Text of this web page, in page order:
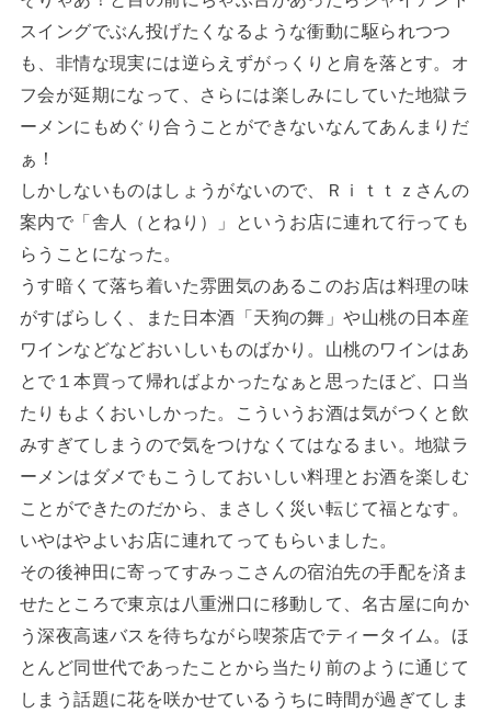
スイングでぶん投げたくなるような衝動に駆られつつ
も、非情な現実には逆らえずがっくりと肩を落とす。オ
フ会が延期になって、さらには楽しみにしていた地獄ラ
ーメンにもめぐり合うことができないなんてあんまりだ
ぁ！
しかしないものはしょうがないので、Ｒｉｔｔｚさんの
案内で「舎人（とねり）」というお店に連れて行っても
らうことになった。
うす暗くて落ち着いた雰囲気のあるこのお店は料理の味
がすばらしく、また日本酒「天狗の舞」や山桃の日本産
ワインなどなどおいしいものばかり。山桃のワインはあ
とで１本買って帰ればよかったなぁと思ったほど、口当
たりもよくおいしかった。こういうお酒は気がつくと飲
みすぎてしまうので気をつけなくてはなるまい。地獄ラ
ーメンはダメでもこうしておいしい料理とお酒を楽しむ
ことができたのだから、まさしく災い転じて福となす。
いやはやよいお店に連れてってもらいました。
その後神田に寄ってすみっこさんの宿泊先の手配を済ま
せたところで東京は八重洲口に移動して、名古屋に向か
う深夜高速バスを待ちながら喫茶店でティータイム。ほ
とんど同世代であったことから当たり前のように通じて
しまう話題に花を咲かせているうちに時間が過ぎてしま